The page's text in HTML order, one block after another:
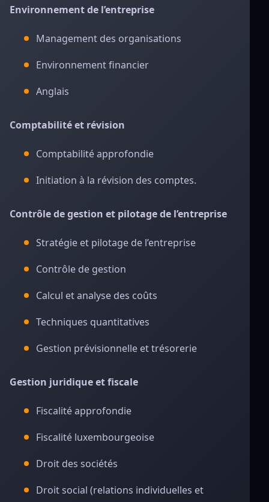
Environnement de l’entreprise
Management des organisations
Environnement financier
Anglais
Comptabilité et révision
Comptabilité approfondie
Initiation à la révision des comptes.
Contrôle de gestion et pilotage de l’entreprise
Stratégie et pilotage de l’entreprise
Contrôle de gestion
Calcul et analyse des coûts
Techniques quantitatives
Gestion prévisionnelle et trésorerie
Gestion juridique et fiscale
Fiscalité approfondie
Fiscalité luxembourgeoise
Droit des sociétés
Droit social (relations individuelles et